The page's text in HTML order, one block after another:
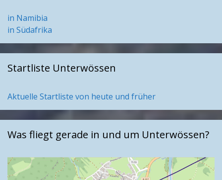
in Namibia
in Südafrika
Startliste Unterwössen
Aktuelle Startliste von heute und früher
Was fliegt gerade in und um Unterwössen?